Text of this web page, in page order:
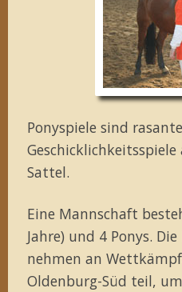
Ponyspiele sind rasante
Sattel.
Eine Mannschaft
Jahre) und 4 Ponys.
nehmen an
Oldenburg-Süd teil,